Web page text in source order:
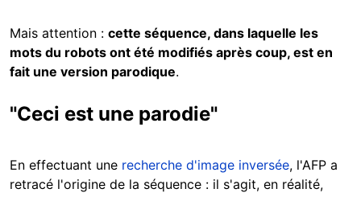
Mais attention : cette séquence, dans laquelle les
mots du robots ont été modifiés après coup, est en
fait une version parodique.
"Ceci est une parodie"
En effectuant une recherche d'image inversée, l'AFP a
retracé l'origine de la séquence : il s'agit, en réalité,